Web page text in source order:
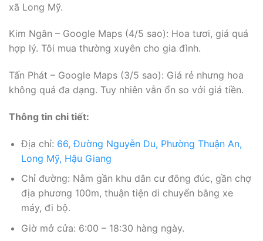
xã Long Mỹ.
Kim Ngân – Google Maps (4/5 sao): Hoa tươi, giá quá
hợp lý. Tôi mua thường xuyên cho gia đình.
Tấn Phát – Google Maps (3/5 sao): Giá rẻ nhưng hoa
không quá đa dạng. Tuy nhiên vẫn ổn so với giá tiền.
Thông tin chi tiết:
Địa chỉ: 66, Đường Nguyễn Du, Phường Thuận An,
Long Mỹ, Hậu Giang
Chỉ đường: Nằm gần khu dân cư đông đúc, gần chợ
địa phương 100m, thuận tiện di chuyển bằng xe
máy, đi bộ.
Giờ mở cửa: 6:00 – 18:30 hàng ngày.